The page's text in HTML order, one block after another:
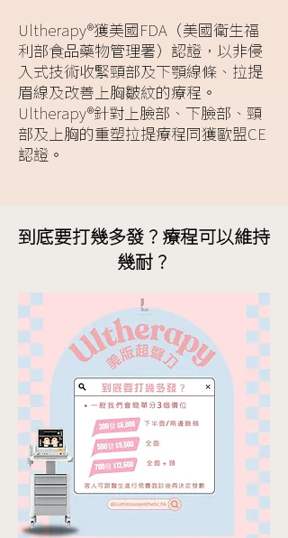
Ultherapy®獲美國FDA（美國衛生福
利部食品藥物管理署）認證，以非侵
入式技術收緊頸部及下顎線條、拉提
眉線及改善上胸皺紋的療程。
Ultherapy®針對上臉部、下臉部、頸
部及上胸的重塑拉提療程同獲歐盟CE
認證。
到底要打幾多發？療程可以維持
幾耐？